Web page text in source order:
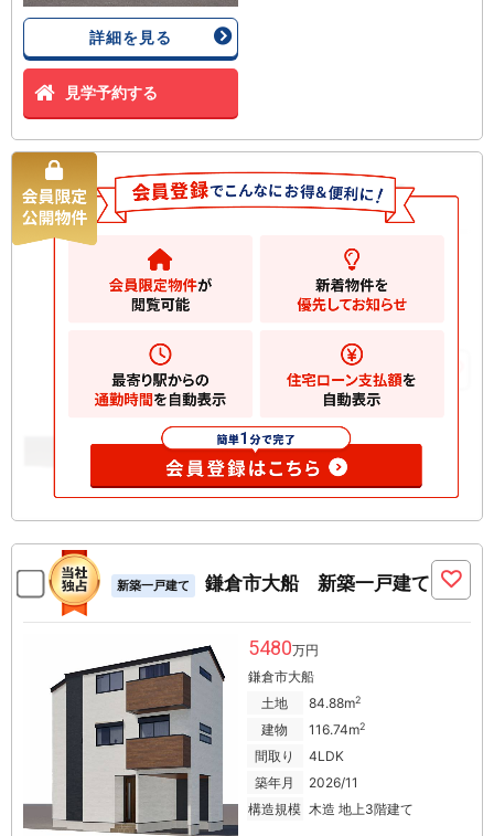
詳細を見る
見学予約する
新築一戸建て 鎌倉市大船 新築一戸建て
63.23m2
お気に入りに追加
新築一戸建て 鎌倉市大船 新築一戸建て
5480万円
鎌倉市大船
土地
84.88m2
建物 116.74m2
間取り
4LDK
築年月
2026/11
構造規模 木造 地上3階建て